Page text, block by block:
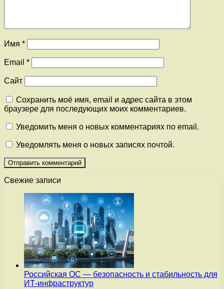
Имя *
Email *
Сайт
Сохранить моё имя, email и адрес сайта в этом
браузере для последующих моих комментариев.
Уведомить меня о новых комментариях по email.
Уведомлять меня о новых записях почтой.
Свежие записи
Российская ОС — безопасность и стабильность для
ИТ-инфраструктур